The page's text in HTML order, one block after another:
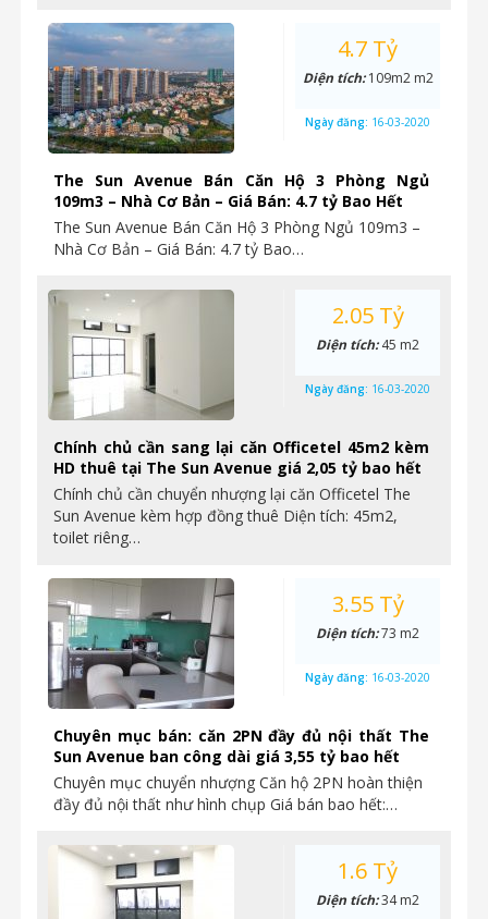
The Sun Avenue Bán Căn Hộ 3 Phòng Ngủ
109m3 – Nhà Cơ Bản – Giá Bán: 4.7 tỷ Bao Hết
The Sun Avenue Bán Căn Hộ 3 Phòng Ngủ 109m3 –
Nhà Cơ Bản – Giá Bán: 4.7 tỷ Bao…
4.7 Tỷ
Diện tích:109m2 m2
Ngày đăng: 16-03-2020
Chính chủ cần sang lại căn Officetel 45m2 kèm
HD thuê tại The Sun Avenue giá 2,05 tỷ bao hết
Chính chủ cần chuyển nhượng lại căn Officetel The
Sun Avenue kèm hợp đồng thuê Diện tích: 45m2,
toilet riêng…
2.05 Tỷ
Diện tích:45 m2
Ngày đăng: 16-03-2020
Chuyên mục bán: căn 2PN đầy đủ nội thất The
Sun Avenue ban công dài giá 3,55 tỷ bao hết
Chuyên mục chuyển nhượng Căn hộ 2PN hoàn thiện
đầy đủ nội thất như hình chụp Giá bán bao hết:…
3.55 Tỷ
Diện tích:73 m2
Ngày đăng: 16-03-2020
1.6 Tỷ
Diện tích:34 m2